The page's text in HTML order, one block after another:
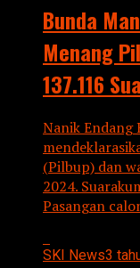
Bunda
Menang
137.116
Nanik Endang
(Pilbup) dan
2024.
Pasangan
SKI News3